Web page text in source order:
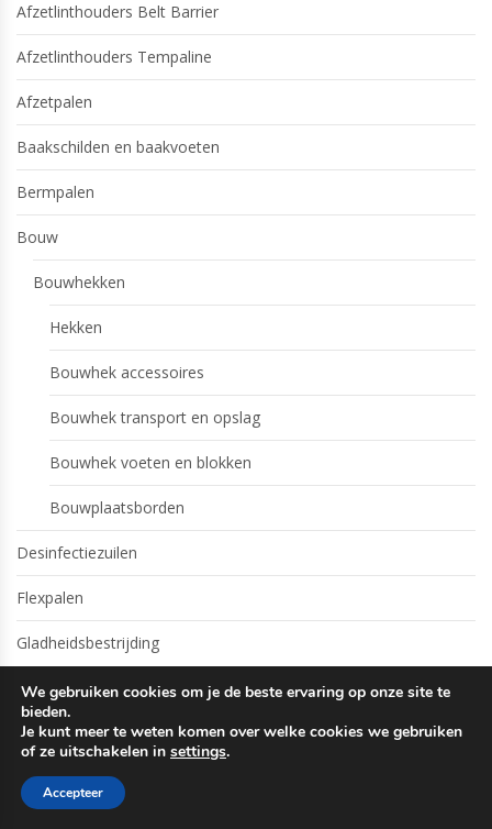
Afzetlinthouders Belt Barrier
Afzetlinthouders Tempaline
Afzetpalen
Baakschilden en baakvoeten
Bermpalen
Bouw
Bouwhekken
Hekken
Bouwhek accessoires
Bouwhek transport en opslag
Bouwhek voeten en blokken
Bouwplaatsborden
Desinfectiezuilen
Flexpalen
Gladheidsbestrijding
Zoutkisten
Strooiwagens
Co2-neutraal strooizout
We gebruiken cookies om je de beste ervaring op onze site te
bieden.
Je kunt meer te weten komen over welke cookies we gebruiken
of ze uitschakelen in settings.
Accepteer